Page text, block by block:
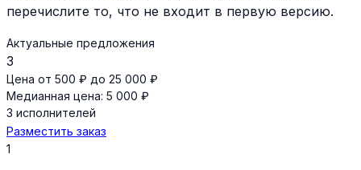
перечислите то, что не входит в первую версию.
Актуальные предложения
3
Цена от 500 ₽ до 25 000 ₽
Медианная цена: 5 000 ₽
3 исполнителей
Разместить заказ
1